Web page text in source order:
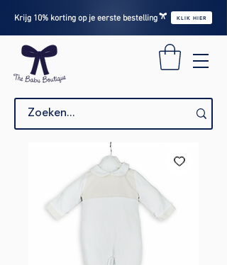
Krijg 10% korting op je eerste bestelling KLIK HIER